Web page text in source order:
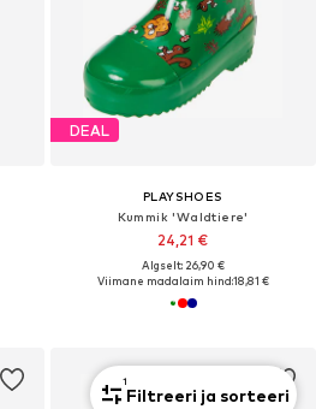
DEAL
PLAYSHOES
Kummik 'Waldtiere'
24,21 €
Algselt: 26,90 €
Viimane madalaim hind:18,81 €
1
Filtreeri ja sorteeri